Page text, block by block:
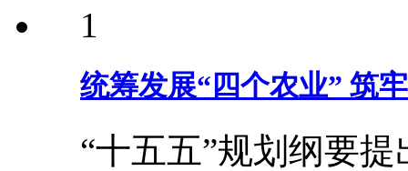
1
统筹发展“四个农业” 筑
“十五五”规划纲要